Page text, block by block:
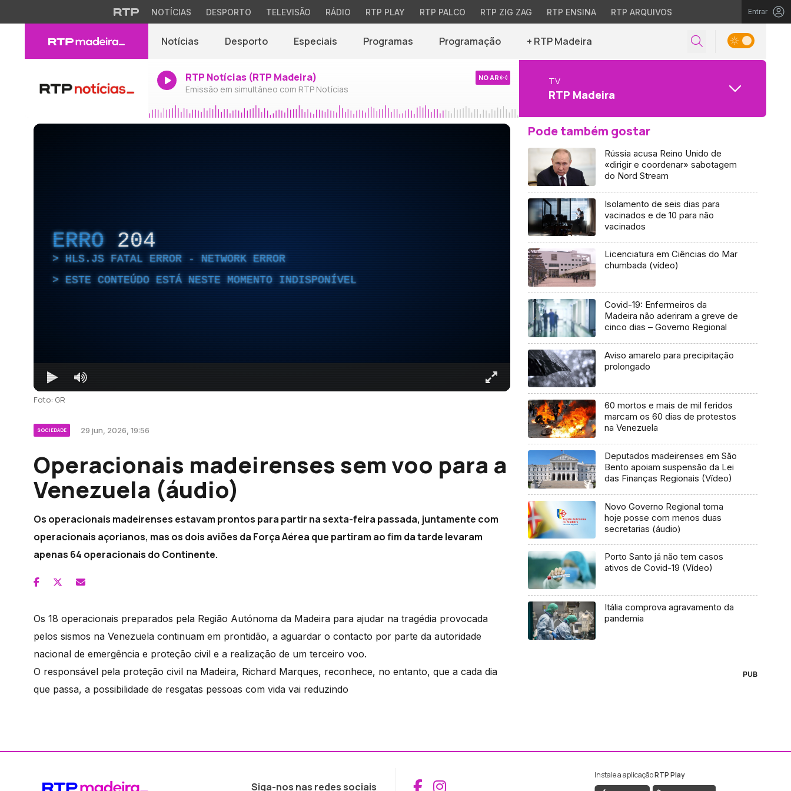
NOTÍCIAS DESPORTO TELEVISÃO RÁDIO RTP PLAY RTP PALCO RTP ZIG ZAG RTP ENSINA RTP ARQUIVOS Entrar
Notícias Desporto Especiais Programas Programação + RTP Madeira
RTP Notícias (RTP Madeira)
Emissão em simultâneo com RTP Notícias
NO AR TV
RTP Madeira
ERRO 204
HLS.JS FATAL ERROR - NETWORK ERROR
ESTE CONTEÚDO ESTÁ NESTE MOMENTO INDISPONÍVEL
Foto: GR
SOCIEDADE 29 jun, 2026, 19:56
Operacionais madeirenses sem voo para a
Venezuela (áudio)
Os operacionais madeirenses estavam prontos para partir na sexta-feira passada, juntamente com
operacionais açorianos, mas os dois aviões da Força Aérea que partiram ao fim da tarde levaram
apenas 64 operacionais do Continente.
Os 18 operacionais preparados pela Região Autónoma da Madeira para ajudar na tragédia provocada
pelos sismos na Venezuela continuam em prontidão, a aguardar o contacto por parte da autoridade
nacional de emergência e proteção civil e a realização de um terceiro voo.
O responsável pela proteção civil na Madeira, Richard Marques, reconhece, no entanto, que a cada dia
que passa, a possibilidade de resgatas pessoas com vida vai reduzindo
Pode também gostar
Rússia acusa Reino Unido de
«dirigir e coordenar» sabotagem
do Nord Stream
Isolamento de seis dias para
vacinados e de 10 para não
vacinados
Licenciatura em Ciências do Mar
chumbada (vídeo)
Covid-19: Enfermeiros da
Madeira não aderiram a greve de
cinco dias – Governo Regional
Aviso amarelo para precipitação
prolongado
60 mortos e mais de mil feridos
marcam os 60 dias de protestos
na Venezuela
Deputados madeirenses em São
Bento apoiam suspensão da Lei
das Finanças Regionais (Vídeo)
Novo Governo Regional toma
hoje posse com menos duas
secretarias (áudio)
Porto Santo já não tem casos
ativos de Covid-19 (Vídeo)
Itália comprova agravamento da
pandemia
PUB
Siga-nos nas redes sociais Aceder ao Facebook da RTP Madeira
Aceder ao Instagram da RTP Madeira
Instale a aplicaçãoRTP Play